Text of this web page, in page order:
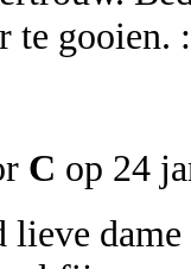
te gooien.
C op 24
lieve